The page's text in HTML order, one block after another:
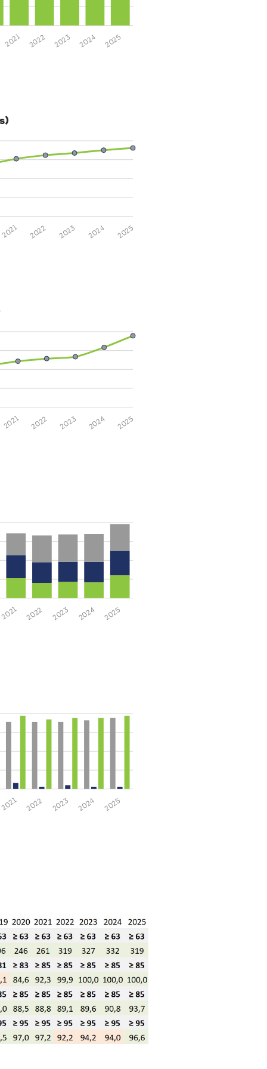
2025
2024
2023
2022
2021
2025
2024
2023
2022
2021
2025
2024
2023
2022
2021
2025
2024
2023
2022
2021
2025
2024
2023
2022
2021